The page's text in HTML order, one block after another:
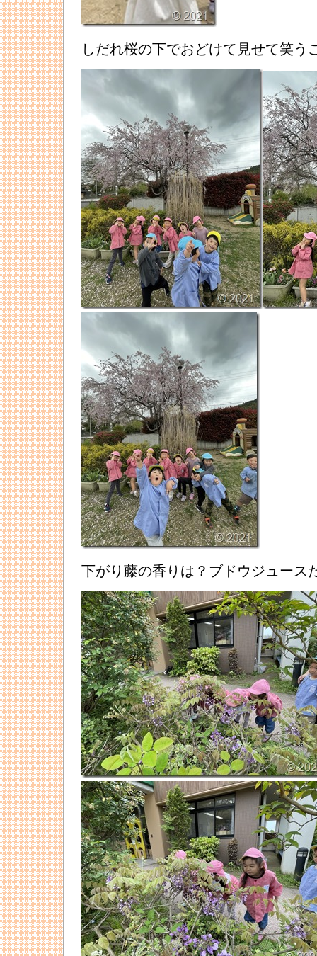
しだれ桜の下でおどけて見せて笑う
下がり藤の香りは？ブドウジュース